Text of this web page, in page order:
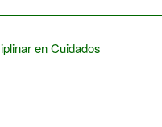
en Cuidados